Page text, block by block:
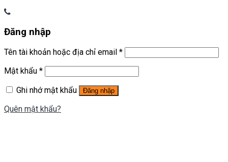
Đăng nhập
Tên tài khoản hoặc địa chỉ email *
Mật khẩu *
Ghi nhớ mật khẩu
Đăng nhập
Quên mật khẩu?